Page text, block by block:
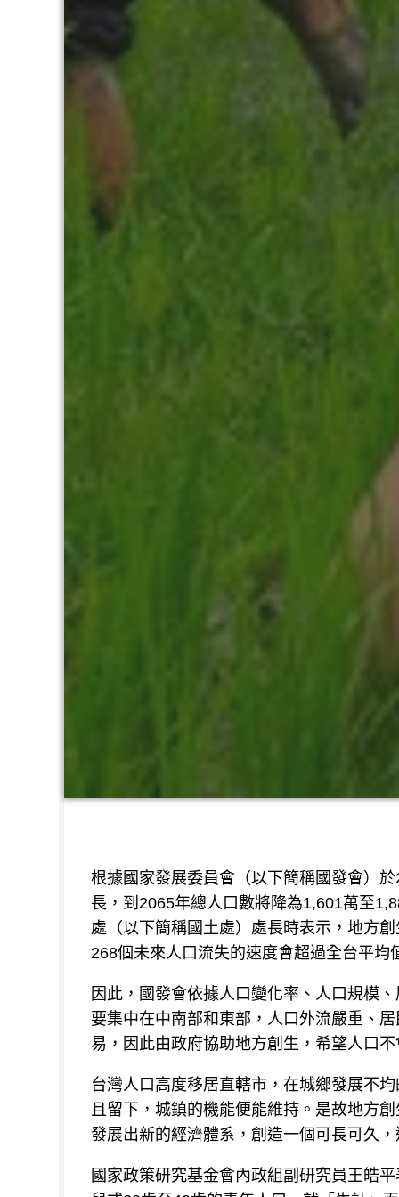
根據國家發展委員會（以下簡稱國發會）
長，到2065年總人口數將降為1,601萬至
處（以下簡稱國土處）處長時表示，地方
268個未來人口流失的速度會超過全台平均
因此，國發會依據人口變化率、人口規模
要集中在中南部和東部，人口外流嚴重、
易，因此由政府協助地方創生，希望人口
台灣人口高度移居直轄市，在城鄉發展不
且留下，城鎮的機能便能維持。是故地方
發展出新的經濟體系，創造一個可長可久
國家政策研究基金會內政組副研究員王皓